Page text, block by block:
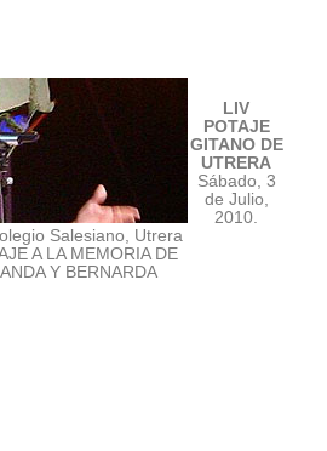
LIV
POTAJE
GITANO DE
UTRERA
Sábado, 3
de Julio,
2010.
Salesiano, Utrera
A LA MEMORIA DE
Y BERNARDA